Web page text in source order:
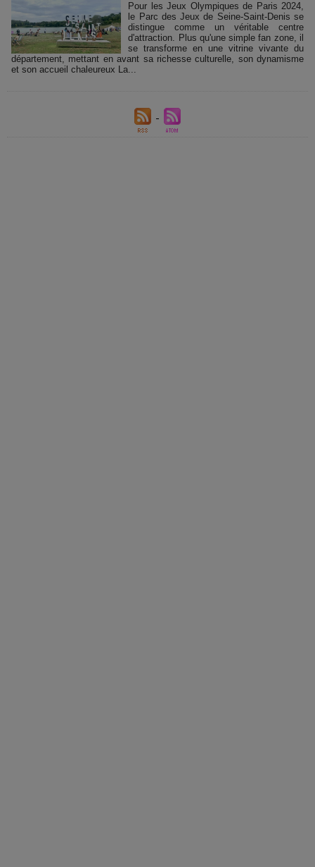
Pour les Jeux Olympiques de Paris 2024,
le Parc des Jeux de Seine-Saint-Denis se
distingue comme un véritable centre
d'attraction. Plus qu'une simple fan zone, il
se transforme en une vitrine vivante du
département, mettant en avant sa richesse culturelle, son dynamisme
et son accueil chaleureux La...